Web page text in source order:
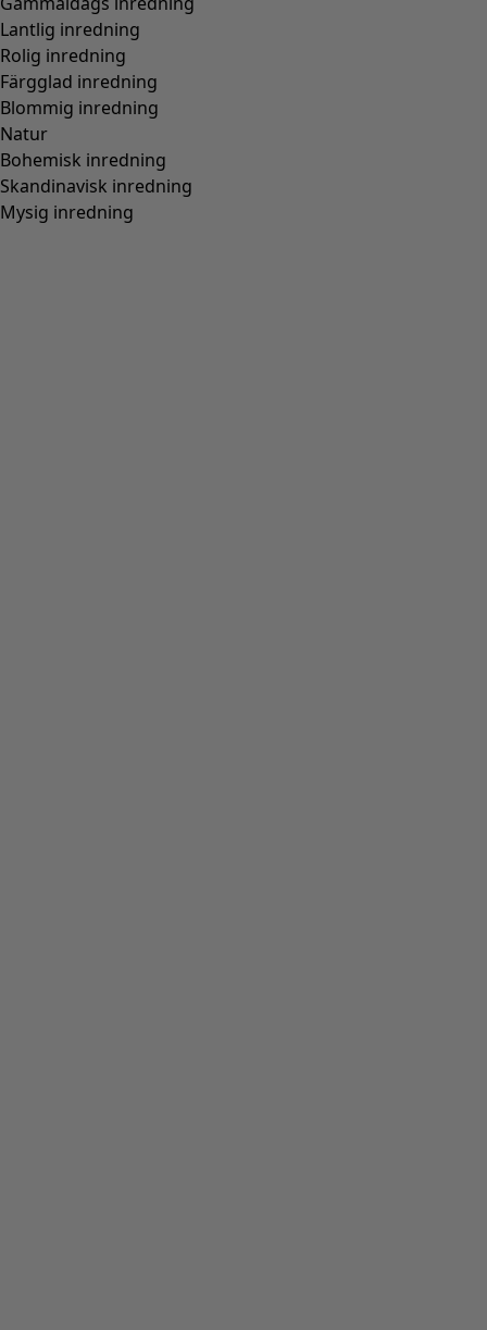
Lantlig inredning
Rolig inredning
Färgglad inredning
Blommig inredning
Natur
Bohemisk inredning
Skandinavisk inredning
Mysig inredning